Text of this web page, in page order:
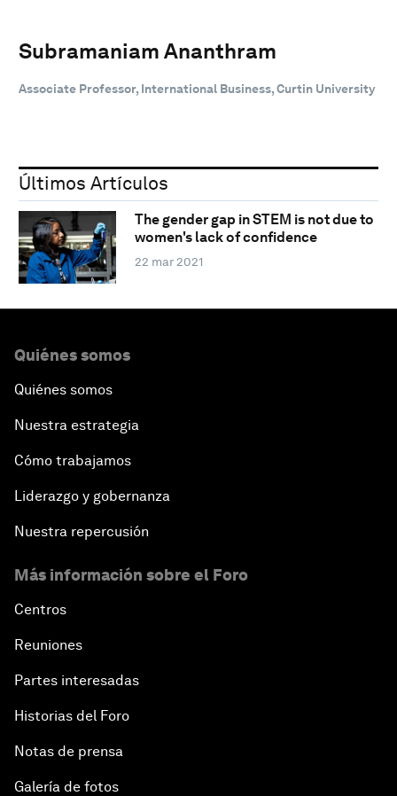
Subramaniam Ananthram
Associate Professor, International Business, Curtin University
Últimos Artículos
The gender gap in STEM is not due to
women's lack of confidence
22 mar 2021
Quiénes somos
Quiénes somos
Nuestra estrategia
Cómo trabajamos
Liderazgo y gobernanza
Nuestra repercusión
Más información sobre el Foro
Centros
Reuniones
Partes interesadas
Historias del Foro
Notas de prensa
Galería de fotos